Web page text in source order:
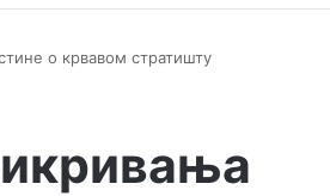
о крвавом стратишту